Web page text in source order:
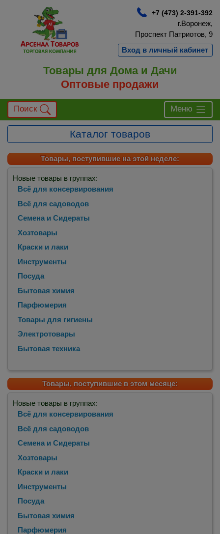
+7 (473) 2-391-392
г.Воронеж,
Проспект Патриотов, 9
Вход в личный кабинет
Товары для Дома и Дачи
Оптовые продажи
Поиск Меню
Каталог товаров
Товары, поступившие на этой неделе:
Новые товары в группах:
Всё для консервирования
Всё для садоводов
Семена и Сидераты
Хозтовары
Краски и лаки
Инструменты
Посуда
Бытовая химия
Парфюмерия
Товары для гигиены
Электротовары
Бытовая техника
Товары, поступившие в этом месяце:
Новые товары в группах:
Всё для консервирования
Всё для садоводов
Семена и Сидераты
Хозтовары
Краски и лаки
Инструменты
Посуда
Бытовая химия
Парфюмерия